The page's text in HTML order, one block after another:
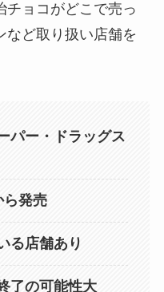
チョコがどこで売っ
など取り扱い店舗を
パー・ドラッグス
ら発売
る店舗あり
了の可能性大